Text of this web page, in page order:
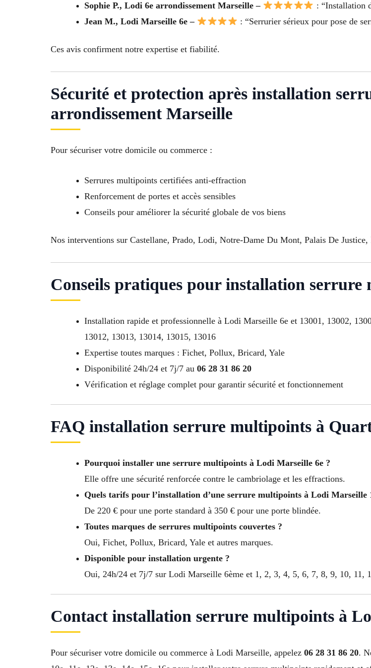
Sophie P., Lodi 6e arrondissement Marseille –
: “Installation
Jean M., Lodi Marseille 6e –
: “Serrurier sérieux pour pose de
Ces avis confirment notre expertise et fiabilité.
Sécurité et protection après installation
arrondissement Marseille
Pour sécuriser votre domicile ou commerce :
Serrures multipoints certifiées anti-effraction
Renforcement de portes et accès sensibles
Conseils pour améliorer la sécurité globale de vos biens
Nos interventions sur Castellane, Prado, Lodi, Notre-Dame Du Mont, Palais De Justice,
Conseils pratiques pour installation
Installation rapide et professionnelle à Lodi Marseille 6e et 13001, 13002,
13012, 13013, 13014, 13015, 13016
Expertise toutes marques : Fichet, Pollux, Bricard, Yale
Disponibilité 24h/24 et 7j/7 au 06 28 31 86 20
Vérification et réglage complet pour garantir sécurité et fonctionnement
FAQ installation serrure multipoints à
Pourquoi installer une serrure multipoints à Lodi Marseille 6e ?
Elle offre une sécurité renforcée contre le cambriolage et les effractions.
Quels tarifs pour l’installation d’une serrure multipoints à Lodi Marseille
De 220 € pour une porte standard à 350 € pour une porte blindée.
Toutes marques de serrures multipoints couvertes ?
Oui, Fichet, Pollux, Bricard, Yale et autres marques.
Disponible pour installation urgente ?
Oui, 24h/24 et 7j/7 sur Lodi Marseille 6ème et 1, 2, 3, 4, 5, 6, 7, 8, 9, 10, 11,
Contact installation serrure multipoints à
Pour sécuriser votre domicile ou commerce à Lodi Marseille, appelez 06 28 31 86 20.